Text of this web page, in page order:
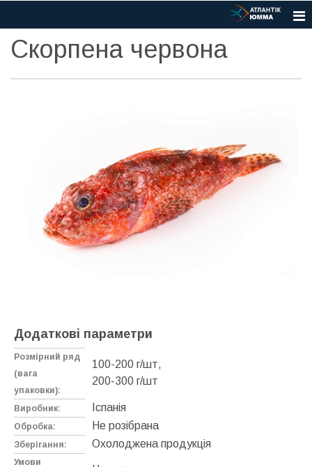
Скорпена червона
Додаткові параметри
Розмірний ряд
(вага
упаковки):
100-200 г/шт,
200-300 г/шт
Виробник: Іспанія
Обробка: Не розібрана
Зберігання: Охолоджена продукція
Умови